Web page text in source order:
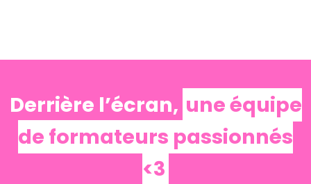
Derrière l’écran, une équipe
de formateurs passionnés
<3